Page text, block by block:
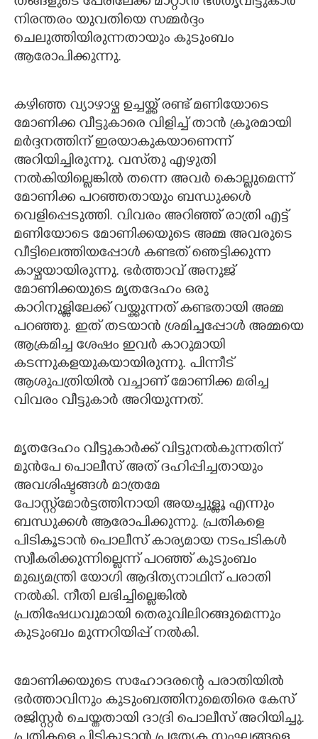
നിരന്തരം യുവതിയെ സമ്മർദ്ദം
ചെലുത്തിയിരുന്നതായും കുടുംബം
ആരോപിക്കുന്നു.
കഴിഞ്ഞ വ്യാഴാഴ്ച ഉച്ചയ്ക്ക് രണ്ട് മണിയോടെ
മോണിക്ക വീട്ടുകാരെ വിളിച്ച് താൻ ക്രൂരമായി
മർദ്ദനത്തിന് ഇരയാകുകയാണെന്ന്
അറിയിച്ചിരുന്നു. വസ്‌തു എഴുതി
നൽകിയില്ലെങ്കിൽ തന്നെ അവർ കൊല്ലുമെന്ന്
മോണിക്ക പറഞ്ഞതായും ബന്ധുക്കൾ
വെളിപ്പെടുത്തി. വിവരം അറിഞ്ഞ് രാത്രി എട്ട്
മണിയോടെ മോണിക്കയുടെ അമ്മ അവരുടെ
വീട്ടിലെത്തിയപ്പോൾ കണ്ടത് ഞെട്ടിക്കുന്ന
കാഴ്ചയായിരുന്നു. ഭർത്താവ് അനുജ്
മോണിക്കയുടെ മൃതദേഹം ഒരു
കാറിനുള്ളിലേക്ക് വയ്ക്കുന്നത് കണ്ടതായി അമ്മ
പറഞ്ഞു. ഇത് തടയാൻ ശ്രമിച്ചപ്പോൾ അമ്മയെ
ആക്രമിച്ച ശേഷം ഇവർ കാറുമായി
കടന്നുകളയുകയായിരുന്നു. പിന്നീട്
ആശുപത്രിയിൽ വച്ചാണ് മോണിക്ക മരിച്ച
വിവരം വീട്ടുകാർ അറിയുന്നത്.
മൃതദേഹം വീട്ടുകാർക്ക് വിട്ടുനൽകുന്നതിന്
മുൻപേ പൊലീസ് അത് ദഹിപ്പിച്ചതായും
അവശിഷ്ടങ്ങൾ മാത്രമേ
പോസ്റ്റ്‌മോർട്ടത്തിനായി അയച്ചുള്ളൂ എന്നും
ബന്ധുക്കൾ ആരോപിക്കുന്നു. പ്രതികളെ
പിടികൂടാൻ പൊലീസ് കാര്യമായ നടപടികൾ
സ്വീകരിക്കുന്നില്ലെന്ന് പറഞ്ഞ് കുടുംബം
മുഖ്യമന്ത്രി യോഗി ആദിത്യനാഥിന് പരാതി
നൽകി. നീതി ലഭിച്ചില്ലെങ്കിൽ
പ്രതിഷേധവുമായി തെരുവിലിറങ്ങുമെന്നും
കുടുംബം മുന്നറിയിപ്പ് നൽകി.
മോണിക്കയുടെ സഹോദരന്റെ പരാതിയിൽ
ഭർത്താവിനും കുടുംബത്തിനുമെതിരെ കേസ്
രജിസ്റ്റർ ചെയ്തതായി ദാദ്രി പൊലീസ് അറിയിച്ചു.